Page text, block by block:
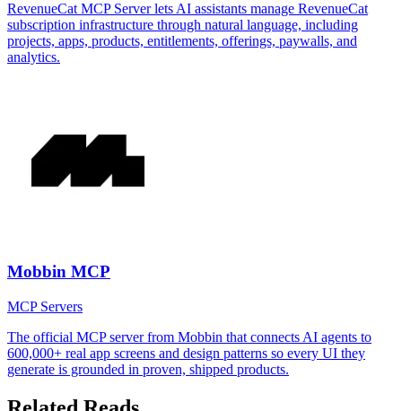
RevenueCat MCP Server lets AI assistants manage RevenueCat
subscription infrastructure through natural language, including
projects, apps, products, entitlements, offerings, paywalls, and
analytics.
Mobbin MCP
MCP Servers
The official MCP server from Mobbin that connects AI agents to
600,000+ real app screens and design patterns so every UI they
generate is grounded in proven, shipped products.